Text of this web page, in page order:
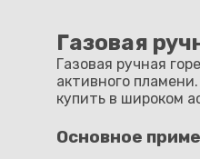
Газовая
Газовая ручная
активного
купить в широком
Основное